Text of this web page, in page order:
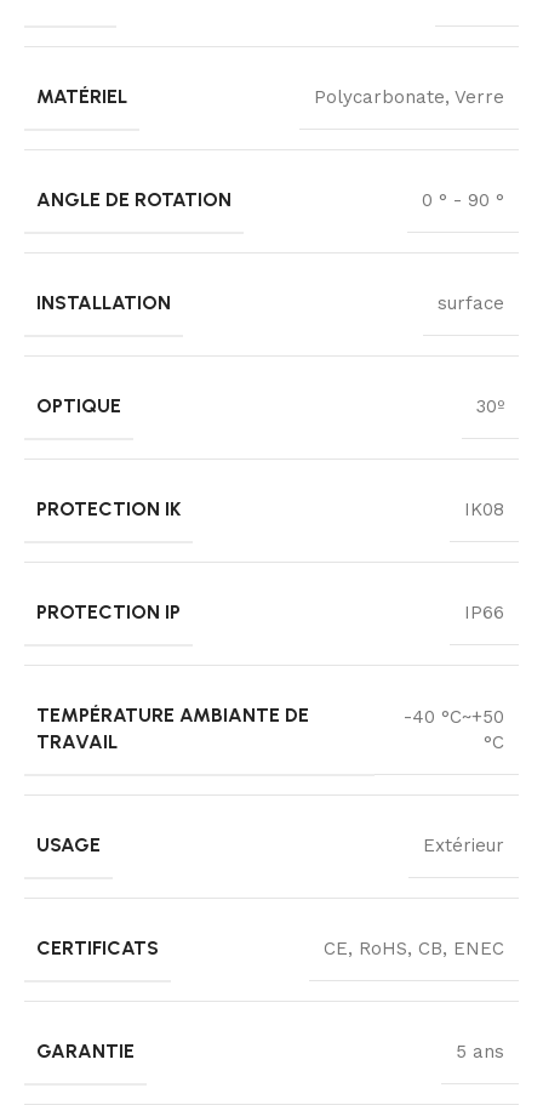
MATÉRIEL Polycarbonate, Verre
ANGLE DE ROTATION 0 ° - 90 °
INSTALLATION surface
OPTIQUE 30º
PROTECTION IK IK08
PROTECTION IP IP66
TEMPÉRATURE AMBIANTE DE
TRAVAIL
-40 °C~+50
°C
USAGE Extérieur
CERTIFICATS CE, RoHS, CB, ENEC
GARANTIE 5 ans